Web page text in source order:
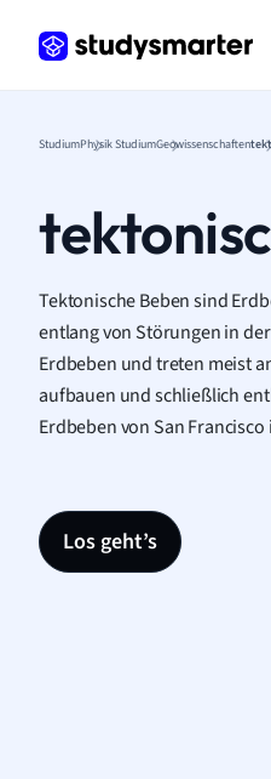
StudiumPhysik StudiumGeowissenschaften
Tektonische Beben sind
entlang von Störungen in der
Erdbeben und treten meist
aufbauen und schließlich
Erdbeben von San
Los geht’s